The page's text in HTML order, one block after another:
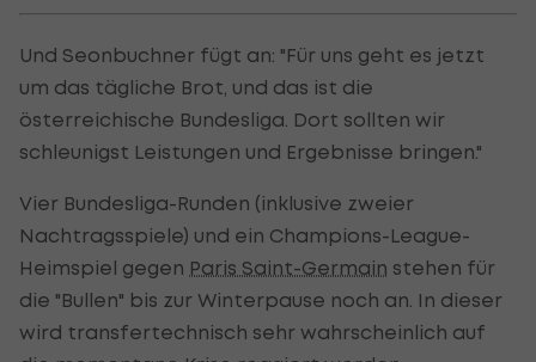
Und Seonbuchner fügt an: "Für uns geht es jetzt
um das tägliche Brot, und das ist die
österreichische Bundesliga. Dort sollten wir
schleunigst Leistungen und Ergebnisse bringen."
Vier Bundesliga-Runden (inklusive zweier
Nachtragsspiele) und ein Champions-League-
Heimspiel gegen Paris Saint-Germain stehen für
die "Bullen" bis zur Winterpause noch an. In dieser
wird transfertechnisch sehr wahrscheinlich auf